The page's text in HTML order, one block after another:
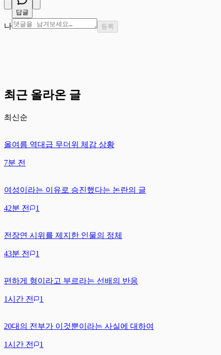
답글
나 등록
최근 올라온 글
최신순
올여름 역대급 무더위 체감 상황
7분 전
여성이라는 이유로 승진했다는 논란의 글
42분 전 1
전장연 시위를 제지한 인물의 정체
43분 전 1
편하게 형이라고 부르라는 선배의 반응
1시간 전 1
20대의 전부가 이것뿐이라는 사실에 대하여
1시간 전 1